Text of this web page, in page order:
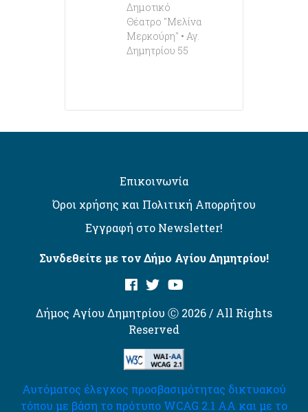
Δημοτικό
Θέατρο "Μελίνα
Μερκούρη" • Αγ.
Δημητρίου 55
Επικοινωνία
Όροι χρήσης και Πολιτική Απορρήτου
Εγγραφή στο Newsletter!
Συνδεθείτε με τον Δήμο Αγίου Δημητρίου!
Δήμος Αγίου Δημητρίου Ⓒ 2026 / All Rights
Reserved
Αυτόματος έλεγχος προσβασιμότητας δικτυακού
τόπου με βάση το πρότυπο WCAG 2.1 AA και με το